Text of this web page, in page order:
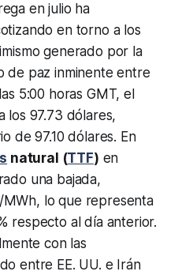
en julio ha
en torno a los
generado por la
de paz inminente entre
5:00 horas GMT, el
los 97.73 dólares,
de 97.10 dólares. En
natural (TTF) en
una bajada,
MWh, lo que representa
respecto al día anterior.
con las
entre EE. UU. e Irán